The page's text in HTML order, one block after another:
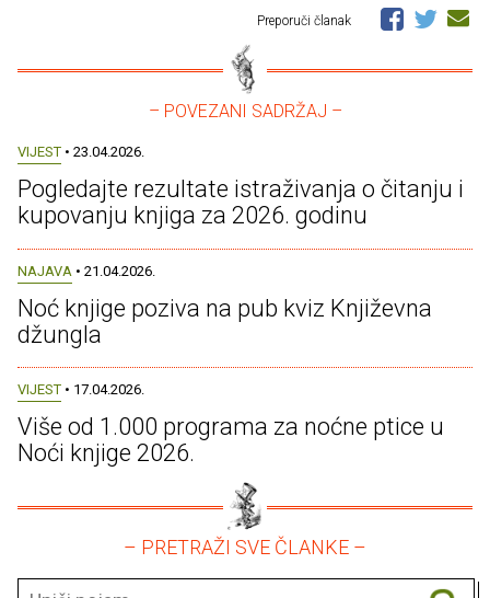
Preporuči članak
– POVEZANI SADRŽAJ –
VIJEST • 23.04.2026.
Pogledajte rezultate istraživanja o čitanju i
kupovanju knjiga za 2026. godinu
NAJAVA • 21.04.2026.
Noć knjige poziva na pub kviz Književna
džungla
VIJEST • 17.04.2026.
Više od 1.000 programa za noćne ptice u
Noći knjige 2026.
– PRETRAŽI SVE ČLANKE –